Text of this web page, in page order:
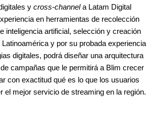
y cross-channela Latam Digital
en herramientas de recolección
inteligencia artificial, selección y creación
Latinoamérica y por su probada experiencia
digitales, podrá diseñar una arquitectura
campañas que le permitirá a Blim crecer
con exactitud qué es lo que los usuarios
el mejor servicio de streaming en la región.